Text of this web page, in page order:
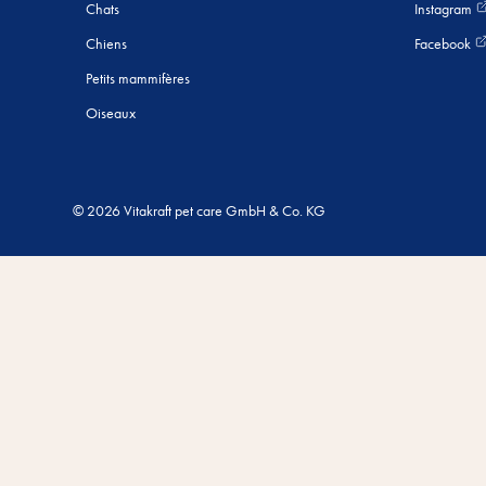
Chats
Chiens
Petits mammifères
Oiseaux
Instagram
Facebook
© 2026 Vitakraft pet care GmbH & Co. KG